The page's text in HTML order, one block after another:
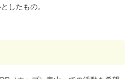
したもの。